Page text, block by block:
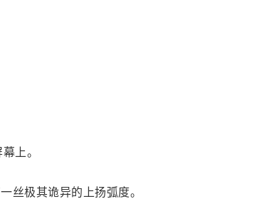
上。
丝极其诡异的上扬弧度。